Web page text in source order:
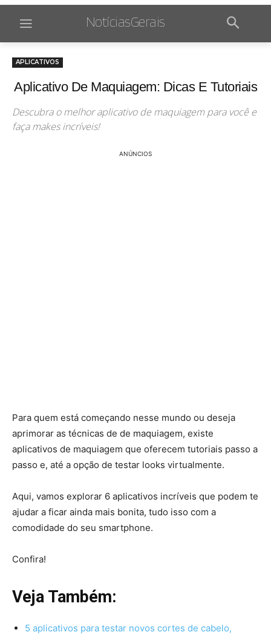
NotíciasGerais
APLICATIVOS
Aplicativo De Maquiagem: Dicas E Tutoriais
Descubra o melhor aplicativo de maquiagem para você e
faça makes incríveis!
ANÚNCIOS
Para quem está começando nesse mundo ou deseja
aprimorar as técnicas de de maquiagem, existe
aplicativos de maquiagem que oferecem tutoriais passo a
passo e, até a opção de testar looks virtualmente.
Aqui, vamos explorar 6 aplicativos incríveis que podem te
ajudar a ficar ainda mais bonita, tudo isso com a
comodidade do seu smartphone.
Confira!
Veja Também:
5 aplicativos para testar novos cortes de cabelo,